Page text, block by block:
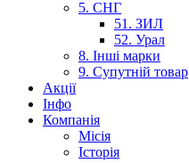
5. СНГ
51. ЗИЛ
52. Урал
8. Інші марки
9. Супутній товар
Акції
Інфо
Компанія
Місія
Історія